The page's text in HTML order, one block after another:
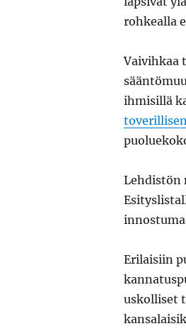
rohkealla
Vaivihkaa
ihmisillä
Lehdistön
Erilaisiin
uskolliset